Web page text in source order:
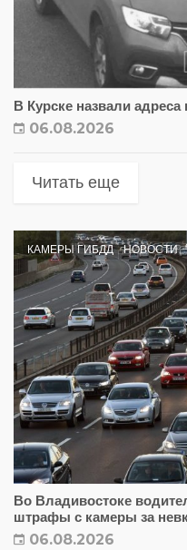
В Курске назвали
06.08.2026
Читать еще
КАМЕРЫ ГИБДД НОВОСТИ
Во Владивостоке
штрафы с камеры за
06.08.2026